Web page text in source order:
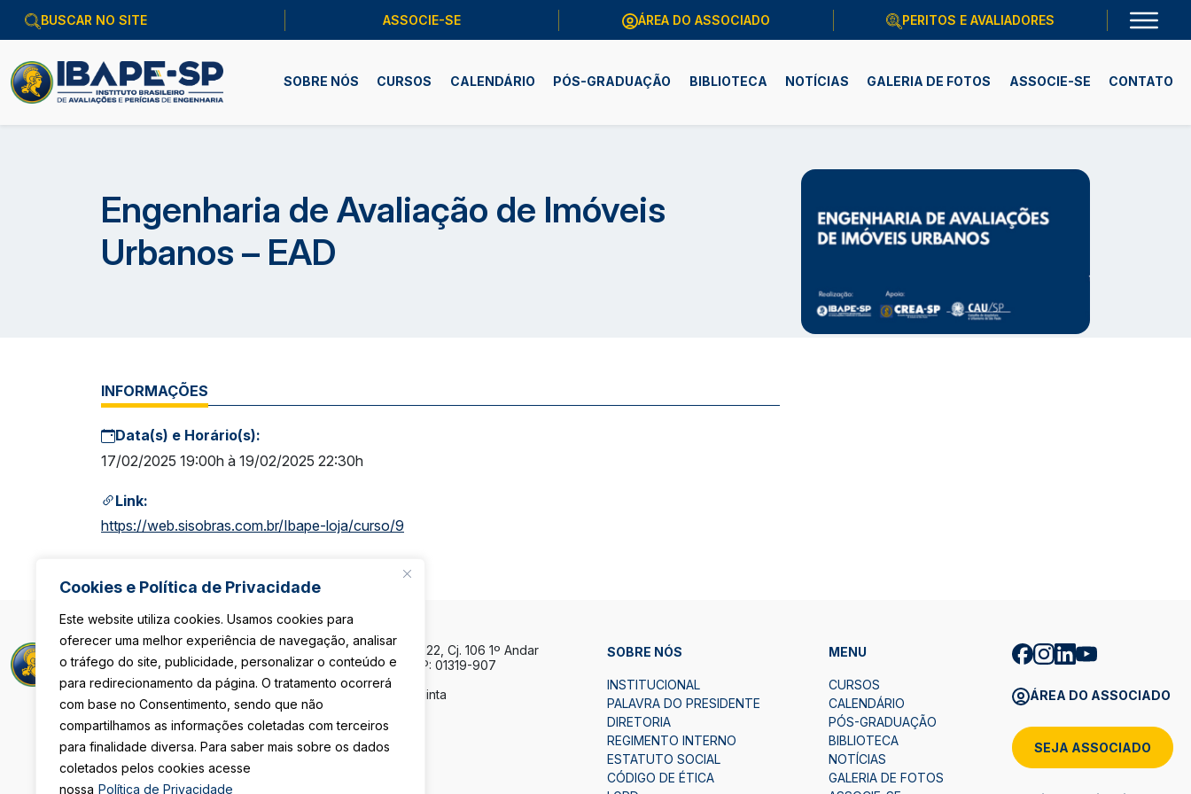
Cookies e Política de Privacidade
Este website utiliza cookies. Usamos cookies para
oferecer uma melhor experiência de navegação, analisar
o tráfego do site, publicidade, personalizar o conteúdo e
para redirecionamento da página. O tratamento ocorrerá
com base no Consentimento, sendo que não
compartilhamos as informações coletadas com terceiros
para finalidade diversa. Para saber mais sobre os dados
coletados pelos cookies acesse
nossa Política de Privacidade
ASSOCIE-SE ÁREA DO ASSOCIADO PERITOS E AVALIADORES
SOBRE NÓS CURSOS CALENDÁRIO PÓS-GRADUAÇÃO BIBLIOTECA NOTÍCIAS GALERIA DE FOTOS ASSOCIE-SE CONTATO
Engenharia de Avaliação de Imóveis
Urbanos – EAD
INFORMAÇÕES
Data(s) e Horário(s):
17/02/2025 19:00h à 19/02/2025 22:30h
Link:
https://web.sisobras.com.br/Ibape-loja/curso/9
Rua Maria Paula, 122, Cj. 106 1º Andar
São Paulo/SP CEP: 01319-907
De Segunda a Quinta
Das 8h às 18h.
Sexta-Feira
Das 08h às 17h.
SOBRE NÓS
INSTITUCIONAL
PALAVRA DO PRESIDENTE
DIRETORIA
REGIMENTO INTERNO
ESTATUTO SOCIAL
CÓDIGO DE ÉTICA
MENU
CURSOS
CALENDÁRIO
PÓS-GRADUAÇÃO
BIBLIOTECA
NOTÍCIAS
GALERIA DE FOTOS
ÁREA DO ASSOCIADO
SEJA ASSOCIADO